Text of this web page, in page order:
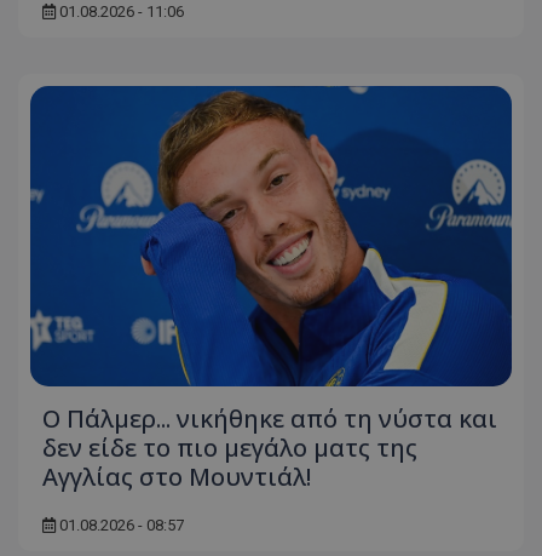
01.08.2026 - 11:06
Ο Πάλμερ... νικήθηκε από τη νύστα και
δεν είδε το πιο μεγάλο ματς της
Αγγλίας στο Μουντιάλ!
01.08.2026 - 08:57